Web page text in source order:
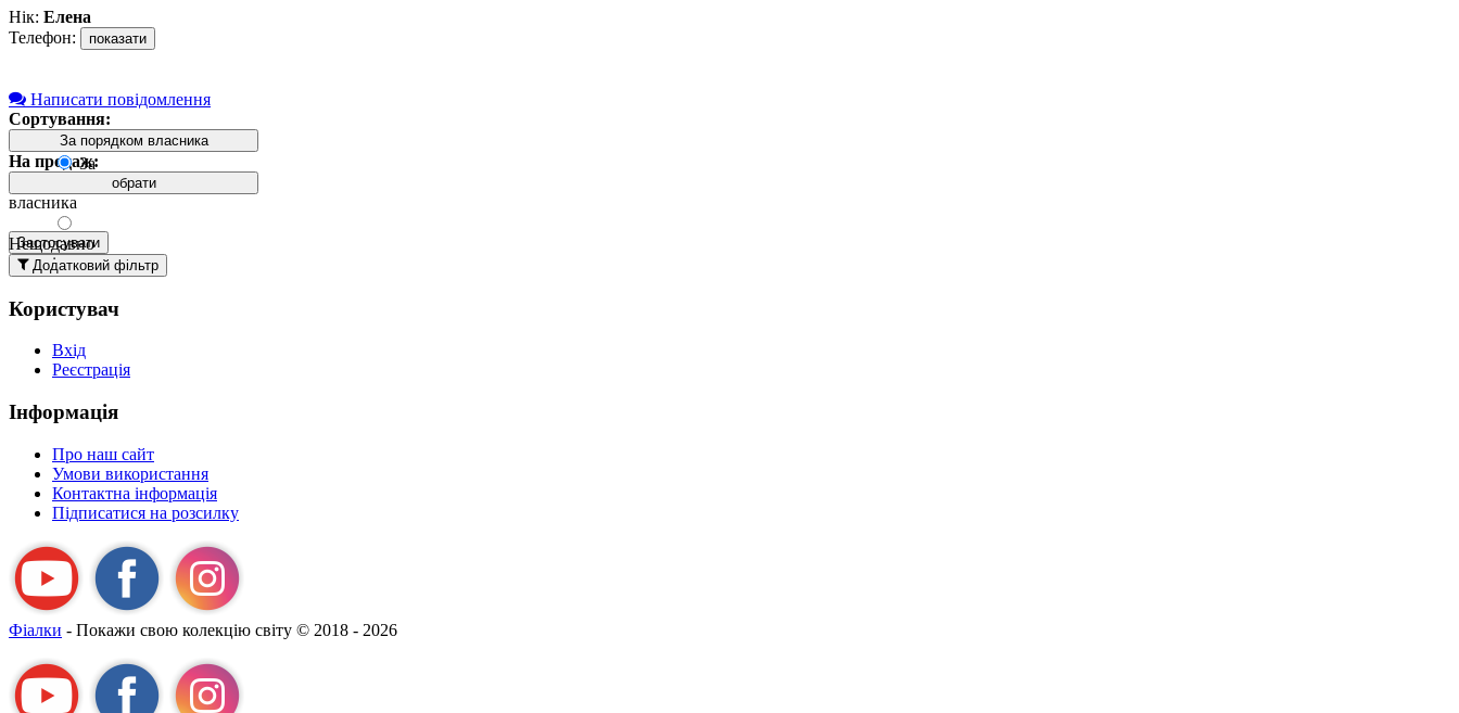
Нік: Елена
Телефон:
показати
Написати повідомлення
Сортування:
За порядком власника
За
власника
Нещодавно
додані
вгорі
Давно
додані
За
назвою А-
Я
назвою Я-
На продаж:
обрати
Застосувати
Додатковий фільтр
Користувач
Вхід
Реєстрація
Інформація
Про наш сайт
Умови використання
Контактна інформація
Підписатися на розсилку
Фіалки - Покажи свою колекцію світу © 2018 - 2026